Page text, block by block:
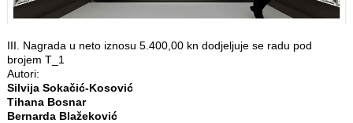
III. Nagrada u neto iznosu 5.400,00 kn dodjeljuje se radu pod
brojem T_1
Autori:
Silvija Sokačić-Kosović
Tihana Bosnar
Bernarda Blažeković